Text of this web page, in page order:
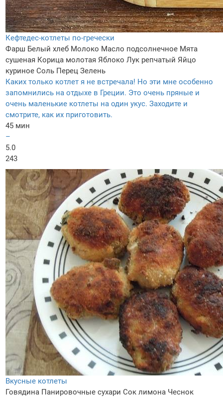
Кефтедес-котлеты по-гречески
Фарш Белый хлеб Молоко Масло подсолнечное Мята
сушеная Корица молотая Яблоко Лук репчатый Яйцо
куриное Соль Перец Зелень
Каких только котлет я не встречала! Но эти мне особенно
запомнились на отдыхе в Греции. Это очень пряные и
очень маленькие котлеты на один укус. Заходите и
смотрите, как их приготовить.
45 мин
–
5.0
243
Вкусные котлеты
Говядина Панировочные сухари Сок лимона Чеснок